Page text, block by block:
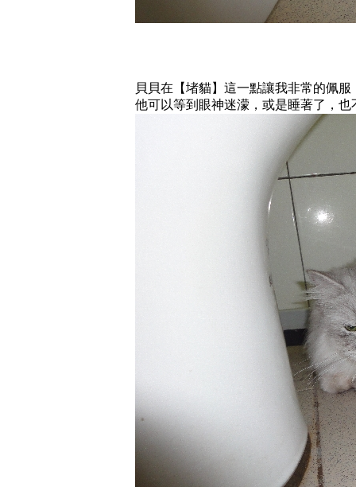
貝貝在【堵貓】這一點讓我非常的佩服
他可以等到眼神迷濛，或是睡著了，也